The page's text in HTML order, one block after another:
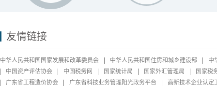
友情链接
中华人民共和国国家发展和改革委员会 中华人民共和国住房和城乡建设部
中
中国资产评估协会
中国税务网 国家统计局 国家外汇管理局
国家税
广东省工程造价协会
广东省科技业务管理阳光政务平台 高新技术企业认定